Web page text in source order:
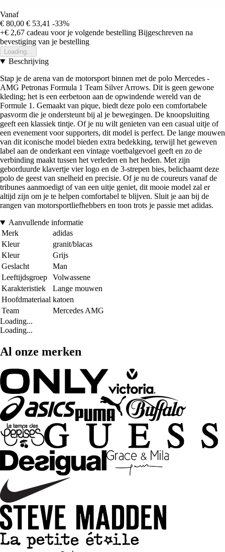
Vanaf
€ 80,00 € 53,41 -33%
+€ 2,67 cadeau voor je volgende bestelling Bijgeschreven na
bevestiging van je bestelling
Loading...
Beschrijving
Stap je de arena van de motorsport binnen met de polo Mercedes -
AMG Petronas Formula 1 Team Silver Arrows. Dit is geen gewone
kleding; het is een eerbetoon aan de opwindende wereld van de
Formule 1. Gemaakt van pique, biedt deze polo een comfortabele
pasvorm die je ondersteunt bij al je bewegingen. De knoopsluiting
geeft een klassiek tintje. Of je nu wilt genieten van een casual uitje of
een evenement voor supporters, dit model is perfect. De lange mouwen
van dit iconische model bieden extra bedekking, terwijl het geweven
label aan de onderkant een vintage voetbalgevoel geeft en zo de
verbinding maakt tussen het verleden en het heden. Met zijn
geborduurde klavertje vier logo en de 3-strepen bies, belichaamt deze
polo de geest van snelheid en precisie. Of je nu de coureurs vanaf de
tribunes aanmoedigt of van een uitje geniet, dit mooie model zal er
altijd zijn om je te helpen comfortabel te blijven. Sluit je aan bij de
rangen van motorsportliefhebbers en toon trots je passie met adidas.
Aanvullende informatie
Merk
adidas
Kleur
granit/blacas
Kleur
Grijs
Geslacht
Man
Leeftijdsgroep
Volwassene
Karakteristiek
Lange mouwen
Hoofdmateriaal katoen
Team
Mercedes AMG
Loading...
Loading...
Al onze merken